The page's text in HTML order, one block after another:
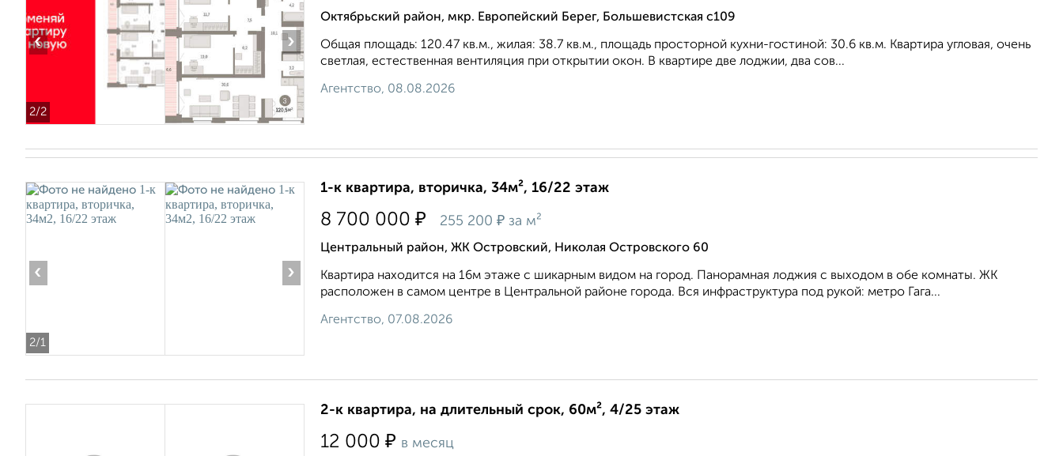
2/2
‹ ›
Октябрьский район, мкр. Европейский Берег, Большевистская с109
Общая площадь: 120.47 кв.м., жилая: 38.7 кв.м., площадь просторной кухни-гостиной: 30.6 кв.м. Квартира угловая, очень
светлая, естественная вентиляция при открытии окон. В квартире две лоджии, два сов...
Агентство, 08.08.2026
2/1
‹ ›
1-к квартира, вторичка, 34м², 16/22 этаж
8 700 000 ₽ 255 200 ₽ за м²
Центральный район, ЖК Островский, Николая Островского 60
Квартира находится на 16м этаже с шикарным видом на город. Панорамная лоджия с выходом в обе комнаты. ЖК
расположен в самом центре в Центральной районе города. Вся инфраструктура под рукой: метро Гага...
Агентство, 07.08.2026
2-к квартира, на длительный срок, 60м², 4/25 этаж
12 000 ₽ в месяц